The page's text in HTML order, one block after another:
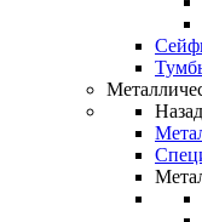
Назад